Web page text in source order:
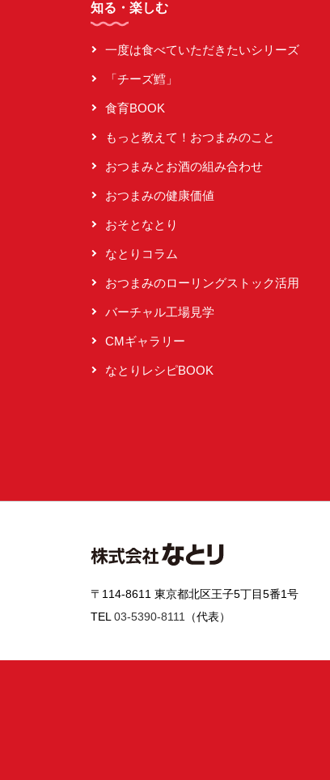
知る・楽しむ
一度は食べていただきたいシリーズ
「チーズ鱈」
食育BOOK
もっと教えて！おつまみのこと
おつまみとお酒の組み合わせ
おつまみの健康価値
おそとなとり
なとりコラム
おつまみのローリングストック活用
バーチャル工場見学
CMギャラリー
なとりレシピBOOK
〒114-8611 東京都北区王子5丁目5番1号
TEL 03-5390-8111 （代表）